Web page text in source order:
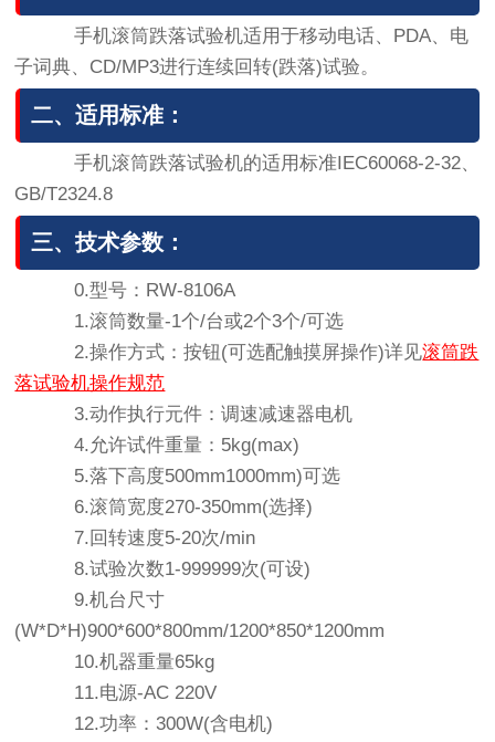
手机滚筒跌落试验机适用于移动电话、PDA、电
子词典、CD/MP3进行连续回转(跌落)试验。
二、适用标准：
手机滚筒跌落试验机的适用标准IEC60068-2-32、
GB/T2324.8
三、技术参数：
0.型号：RW-8106A
1.滚筒数量-1个/台或2个3个/可选
2.操作方式：按钮(可选配触摸屏操作)详见滚筒跌
落试验机操作规范
3.动作执行元件：调速减速器电机
4.允许试件重量：5kg(max)
5.落下高度500mm1000mm)可选
6.滚筒宽度270-350mm(选择)
7.回转速度5-20次/min
8.试验次数1-999999次(可设)
9.机台尺寸
(W*D*H)900*600*800mm/1200*850*1200mm
10.机器重量65kg
11.电源-AC 220V
12.功率：300W(含电机)